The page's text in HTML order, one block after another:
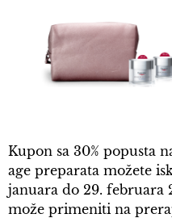
Kupon sa 30% popusta
age preparata možete
januara do 29. februara
može primeniti na